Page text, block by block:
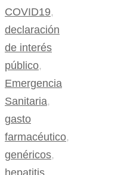
COVID19,
declaración
de interés
público,
Emergencia
Sanitaria,
gasto
farmacéutico,
genéricos,
hepatitis